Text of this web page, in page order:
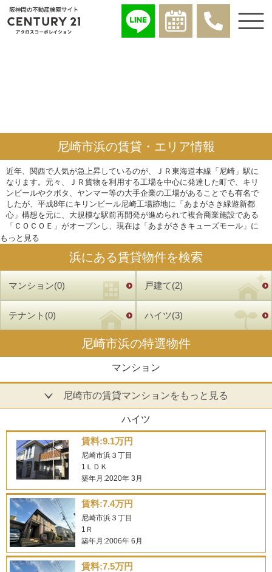
尼崎市浜の賃貸・エリア情報
近年、関西で人気が急上昇しているのが、ＪＲ東海道本線「尼崎」駅に
なります。元々、ＪＲ貨物を利用する工場を中心に発達した町で、キリ
ンビールやクボタ、ヤンマー等の大手企業の工場があることでも有名で
したが、平成8年にキリンビール尼崎工場跡地に「あまがさき緑遊新都
心」構想を元に、大規模な駅前再開発が進められて複合商業施設である
「ＣＯＣＯＥ」がオープンし、現在は「あまがさきキューズモール」に
名称が変わっています。その他、大規模なマンション群の建設に伴い人
東に位置するエリアです。エリアの南側にはクボタの工場と団地があ
り、北側には一戸建て住宅を中心とした住宅地が広がります。駅前再開
発地域に徒歩圏と利便性が高いので、人気もあり単身者・ファミリー層
を問わず、おススメな町が尼崎市浜です。このエリアの学校区は、小学
校が、尼崎市立浜小学校・下坂部小学校、中学校が尼崎市立小田北中学
校になります。尼崎市浜で賃貸物件をお探しになりませんか。家賃もお
手頃価格となっておりますので、お気軽にお問合わせください。
もっと見る
浜にある賃貸物件を検索
マンション(0) 戸建て(2)
テナント(0) ハイツ(3)
尼崎市浜の特選物件
マンション
尼崎市の賃貸マンションをもっと見る
ハイツ
賃料:9.1万円
尼崎市浜３丁目
1ＬＤＫ
築年月:2020年 3月
賃料:7.4万円
尼崎市浜３丁目
1Ｒ
築年月:2006年 6月
賃料:7.5万円